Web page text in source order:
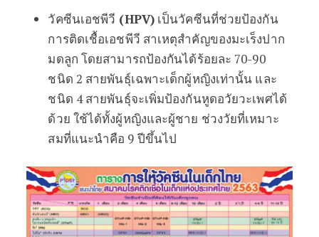
วัคซีนเอชพีวี (HPV)เป็นวัคซีนที่ช่วยป้องกัน
การติดเชื้อเอชพีวี สาเหตุสำคัญของมะเร็งปาก
มดลูก โดยสามารถป้องกันได้ร้อยละ 70-90
ชนิด 2 สายพันธุ์เฉพาะเด็กผู้หญิงเท่านั้น และ
ชนิด 4 สายพันธุ์จะเพิ่มป้องกันหูดอวัยวะเพศได้
ด้วย ใช้ได้ทั้งผู้หญิงและผู้ชาย ช่วงวัยที่เหมาะ
สมที่แนะนำคือ 9 ปีขึ้นไป